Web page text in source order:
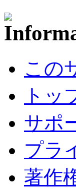
この
トッ
サポ
プラ
著作